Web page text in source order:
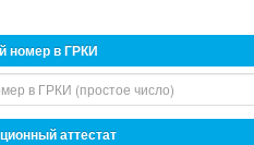
номер в ГРКИ
аттестат